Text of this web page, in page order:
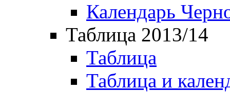
Календарь
Таблица 2013/14
Таблица
Таблица и